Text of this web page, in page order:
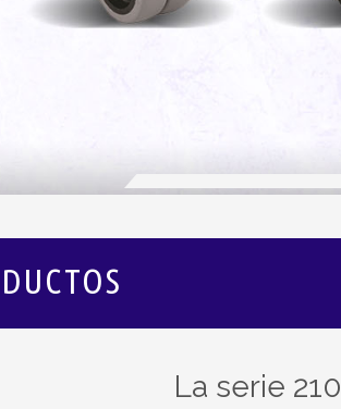
La serie 210